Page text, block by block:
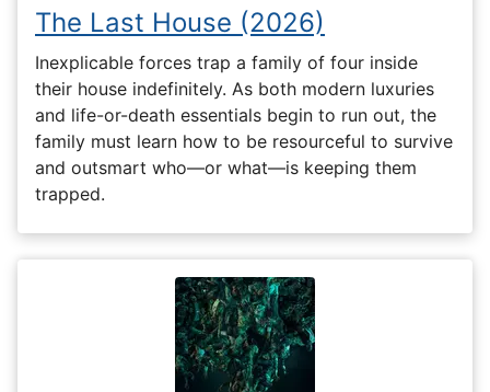
The Last House (2026)
Inexplicable forces trap a family of four inside
their house indefinitely. As both modern luxuries
and life-or-death essentials begin to run out, the
family must learn how to be resourceful to survive
and outsmart who—or what—is keeping them
trapped.